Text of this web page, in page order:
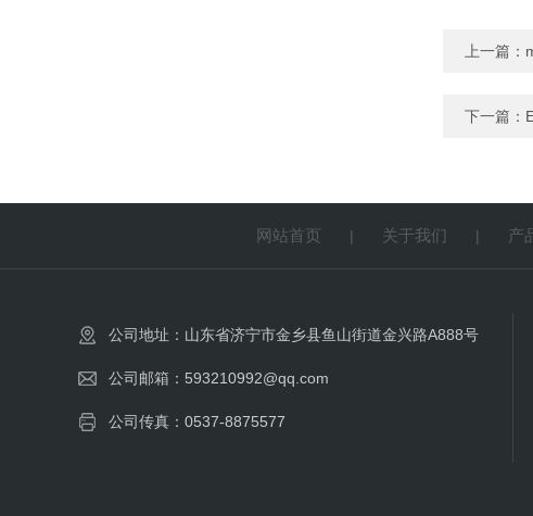
上一篇：
下一篇：
网站首页 | 关于我们 | 产
公司地址：山东省济宁市金乡县鱼山街道金兴路A888号
公司邮箱：593210992@qq.com
公司传真：0537-8875577